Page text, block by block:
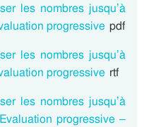
les nombres jusqu’à
progressive pdf
les nombres jusqu’à
progressive rtf
les nombres jusqu’à
progressive –